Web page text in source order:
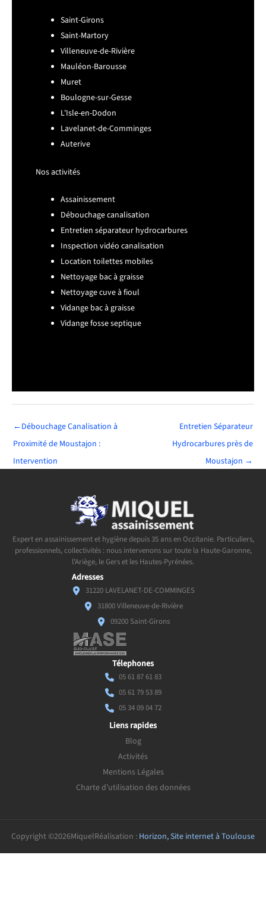
Saint-Girons
Saint-Martory
Villeneuve-de-Rivière
Mauléon-Barousse
Muret
Boulogne-sur-Gesse
L'Isle-en-Dodon
Lavelanet-de-Comminges
Auterive
Nos activités
Assainissement
Débouchage canalisation
Entretien séparateur hydrocarbures
Inspection vidéo canalisation
Location toilettes mobiles
Nettoyage bac à graisse
Nettoyage cuve à fioul
Vidange bac à graisse
Vidange fosse septique
←Débouchage Canalisation à
Proximité de Moustajon :
Intervention
Entretien Séparateur
Hydrocarbures près de
Moustajon →
Expert en assainissement et hygiène depuis 35 ans en Occitanie. Particuliers,
professionnels, collectivités : nous intervenons sur toute la Haute-Garonne,
l'Ariège, le Gers et les Hautes-Pyrénées.
Adresses
31220 LAVELANET-DE-COMMINGES
31800 Villeneuve-de-Rivière
09200 Saint-Girons
Télephones
05 61 87 61 83
05 61 79 53 89
05 34 09 04 72
Liens rapides
Blog
Activités
Mentions Légales
Charte d’utilisation des données
Copyright ©2026MiquelRéalisation : Horizon, Site internet à Toulouse